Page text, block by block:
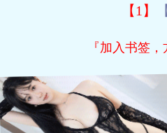
【1】
『加入书签，